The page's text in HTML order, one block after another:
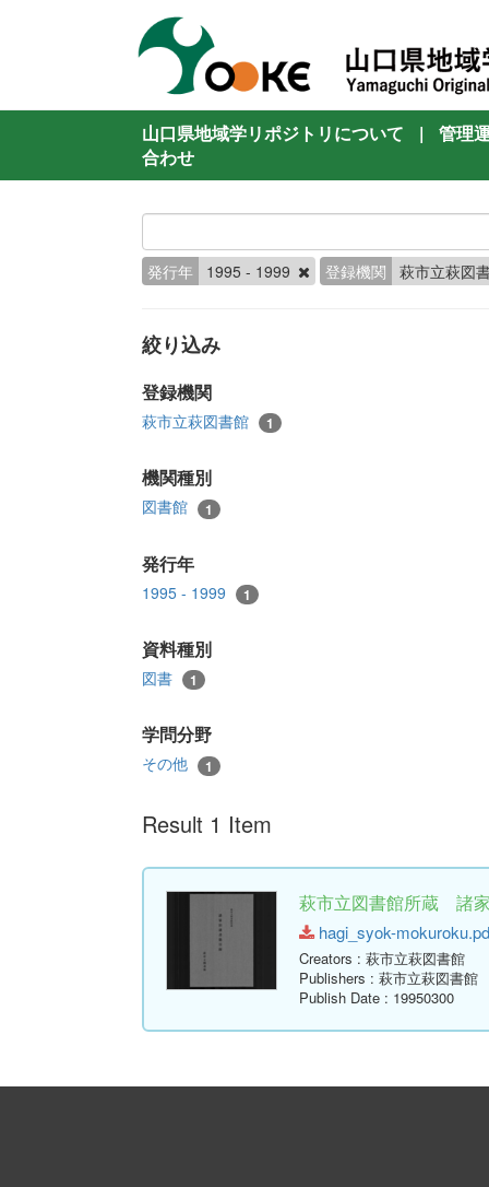
山口県地域学リポジトリについて |
管理
合わせ
発行年 1995 - 1999 登録機関 萩市立萩図
絞り込み
登録機関
萩市立萩図書館 1
機関種別
図書館 1
発行年
1995 - 1999 1
資料種別
図書 1
学問分野
その他 1
Result 1 Item
萩市立図書館所蔵 諸
hagi_syok-
Creators : 萩市立萩図書館
Publishers : 萩市立萩図書館
Publish Date : 19950300